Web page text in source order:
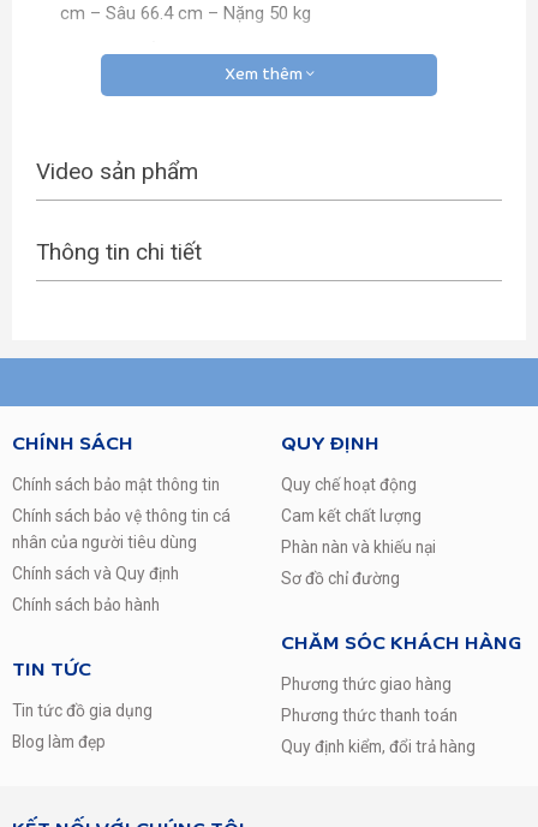
cm – Sâu 66.4 cm – Nặng 50 kg
Đèn chiếu sáng:Đèn LED
Nơi sản xuất:Việt Nam
Kiểu dáng nhỏ gọn, thiết kế sang trọng
Tủ lạnh Samsung Inverter 236 lít RT22M4033S8/SV với kiểu
dáng nhỏ gọn tiện lợi nên sẽ dễ dàng cho bạn khi sắp xếp
vị trí đặt tủ. Tủ lạnh 2 cửa này có thiết kế ngăn đá trên khá
là quen thuộc với thị trường Việt Nam, kèm theo đó là màu
xám bạc trên thân tủ sẽ rất phù hợp nhiều kiểu không gian
nội thất.
Xem thêm
Video sản phẩm
Thông tin chi tiết
CHÍNH SÁCH
Chính sách bảo mật thông tin
Chính sách bảo vệ thông tin cá
nhân của người tiêu dùng
Chính sách và Quy định
Chính sách bảo hành
TIN TỨC
Tin tức đồ gia dụng
Blog làm đẹp
QUY ĐỊNH
Quy chế hoạt động
Cam kết chất lượng
Phàn nàn và khiếu nại
Sơ đồ chỉ đường
CHĂM SÓC KHÁCH HÀNG
Phương thức giao hàng
Phương thức thanh toán
Quy định kiểm, đổi trả hàng